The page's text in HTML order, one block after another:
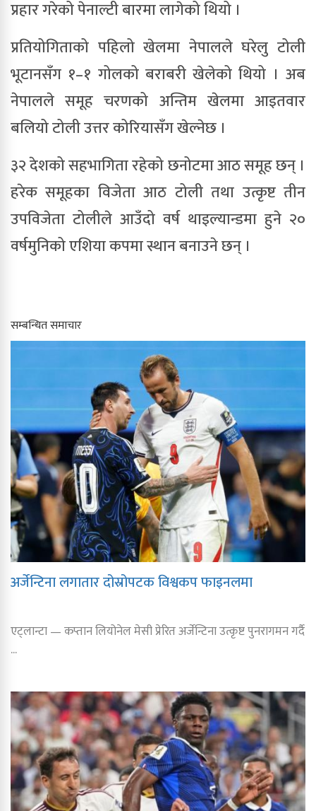
प्रहार गरेको पेनाल्टी बारमा लागेको थियो ।
प्रतियोगिताको पहिलो खेलमा नेपालले घरेलु टोली
भूटानसँग १–१ गोलको बराबरी खेलेको थियो । अब
नेपालले समूह चरणको अन्तिम खेलमा आइतवार
बलियो टोली उत्तर कोरियासँग खेल्नेछ ।
३२ देशको सहभागिता रहेको छनोटमा आठ समूह छन् ।
हरेक समूहका विजेता आठ टोली तथा उत्कृष्ट तीन
उपविजेता टोलीले आउँदो वर्ष थाइल्यान्डमा हुने २०
वर्षमुनिको एशिया कपमा स्थान बनाउने छन् ।
सम्बन्धित समाचार
अर्जेन्टिना लगातार दोस्रोपटक विश्वकप फाइनलमा
एट्लान्टा — कप्तान लियोनेल मेसी प्रेरित अर्जेन्टिना उत्कृष्ट पुनरागमन गर्दै
...